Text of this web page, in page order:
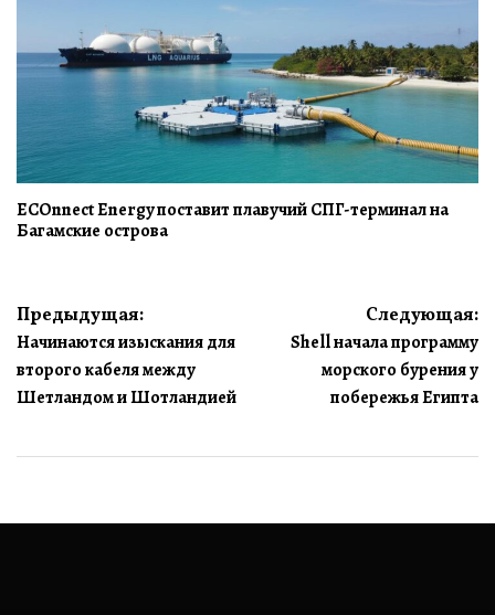
ECOnnect Energy поставит плавучий СПГ-терминал на
Багамские острова
Навигация
по
записям
Предыдущая:
Начинаются изыскания для
второго кабеля между
Шетландом и Шотландией
Следующая:
Shell начала программу
морского бурения у
побережья Египта